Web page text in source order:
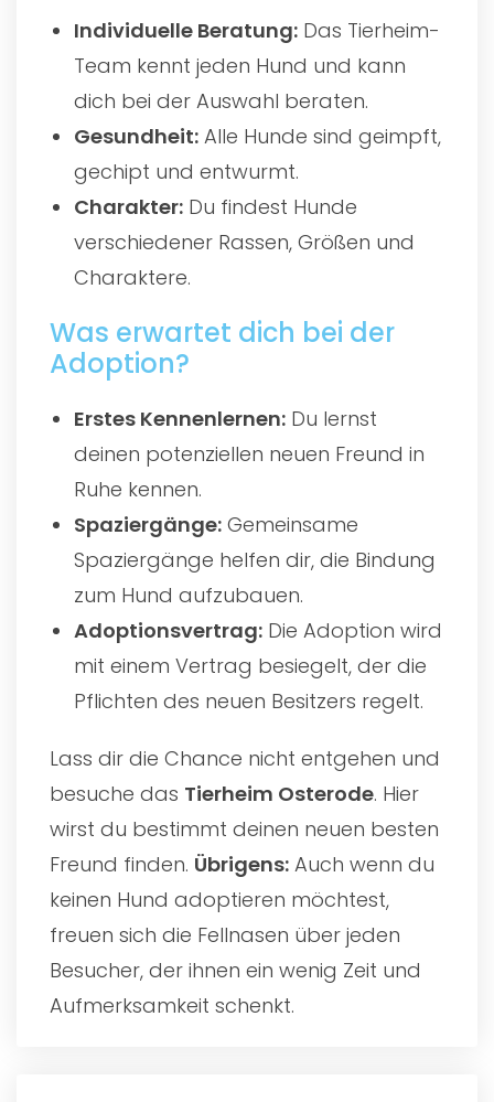
Individuelle Beratung: Das Tierheim-
Team kennt jeden Hund und kann
dich bei der Auswahl beraten.
Gesundheit: Alle Hunde sind geimpft,
gechipt und entwurmt.
Charakter: Du findest Hunde
verschiedener Rassen, Größen und
Charaktere.
Was erwartet dich bei der
Adoption?
Erstes Kennenlernen: Du lernst
deinen potenziellen neuen Freund in
Ruhe kennen.
Spaziergänge: Gemeinsame
Spaziergänge helfen dir, die Bindung
zum Hund aufzubauen.
Adoptionsvertrag: Die Adoption wird
mit einem Vertrag besiegelt, der die
Pflichten des neuen Besitzers regelt.
Lass dir die Chance nicht entgehen und
besuche das Tierheim Osterode. Hier
wirst du bestimmt deinen neuen besten
Freund finden. Übrigens: Auch wenn du
keinen Hund adoptieren möchtest,
freuen sich die Fellnasen über jeden
Besucher, der ihnen ein wenig Zeit und
Aufmerksamkeit schenkt.